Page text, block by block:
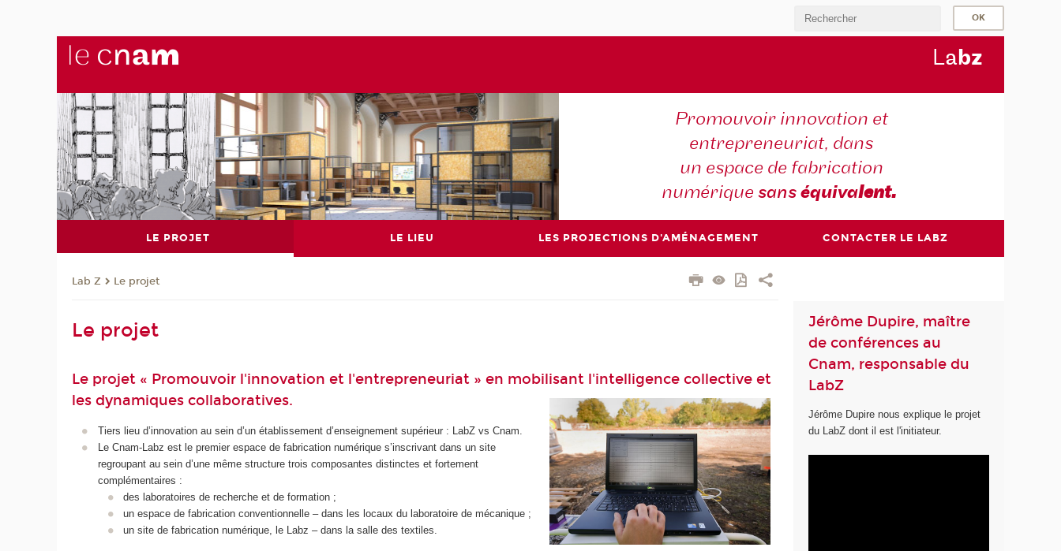
Labz
Promouvoir innovation et
entrepreneuriat, dans
un espace de fabrication
numériquesanséquivalent.
LE PROJET LE LIEU LES PROJECTIONS D'AMÉNAGEMENT CONTACTER LE LABZ
Lab Z Le projet
Le projet
Le projet « Promouvoir l'innovation et l'entrepreneuriat » en mobilisant l'intelligence collective et
les dynamiques collaboratives.
Tiers lieu d’innovation au sein d’un établissement d’enseignement supérieur : LabZ vs Cnam.
Le Cnam-Labz est le premier espace de fabrication numérique s’inscrivant dans un site
regroupant au sein d’une même structure trois composantes distinctes et fortement
complémentaires :
des laboratoires de recherche et de formation ;
un espace de fabrication conventionnelle – dans les locaux du laboratoire de mécanique ;
un site de fabrication numérique, le Labz – dans la salle des textiles.
Jérôme Dupire, maître
de conférences au
Cnam, responsable du
LabZ
Jérôme Dupire nous explique le projet
du LabZ dont il est l'initiateur.